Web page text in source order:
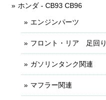
ホンダ - CB93 CB96
エンジンパーツ
フロント・リア 足回り
ガソリンタンク関連
マフラー関連